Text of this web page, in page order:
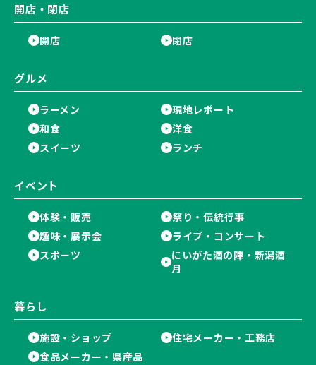
開店・閉店
開店 閉店
グルメ
ラーメン
現地レポート
和食
洋食
スイーツ
ランチ
イベント
体験・販売
祭り・伝統行事
趣味・展示会
ライブ・コンサート
スポーツ
にいがた酒の陣・新潟酒
月
暮らし
施設・ショップ
住宅メーカー・工務店
食品メーカー・県産品